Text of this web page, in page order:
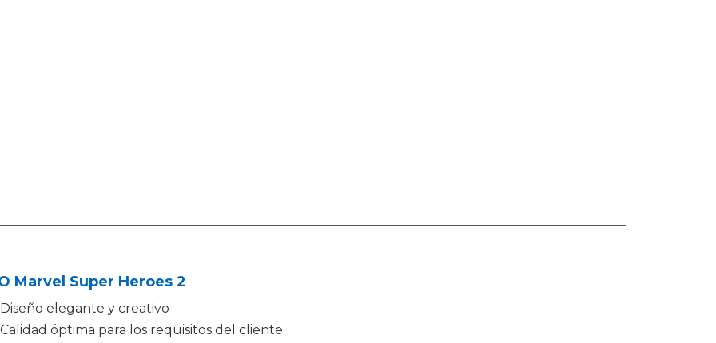
Marvel Super Heroes 2
Diseño elegante y creativo
Calidad óptima para los requisitos del cliente